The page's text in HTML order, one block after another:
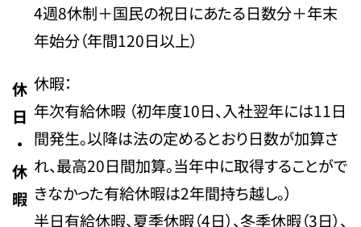
休
日
・
休
暇
4週8休制＋国民の祝日にあたる日数分＋年末
年始分（年間120日以上）
休暇：
年次有給休暇 （初年度10日、入社翌年には11日
間発生。以降は法の定めるとおり日数が加算さ
れ、最高20日間加算。当年中に取得することがで
きなかった有給休暇は2年間持ち越し。）
半日有給休暇、夏季休暇（4日）、冬季休暇（3日）、